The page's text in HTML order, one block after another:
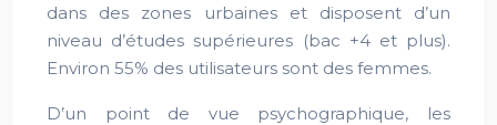
dans des zones urbaines et disposent d’un
niveau d’études supérieures (bac +4 et plus).
Environ 55% des utilisateurs sont des femmes.
D’un point de vue psychographique, les